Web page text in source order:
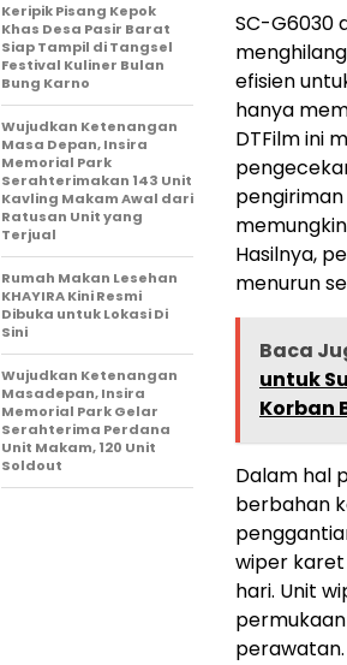
SC-G6030
efisien
hanya
DTFilm ini
Hasilnya,
menurun
Baca
untuk
Korban
Dalam hal
berbahan
wiper
hari. Unit
perawatan.
Keripik Pisang Kepok
Khas Desa Pasir Barat
Siap Tampil di Tangsel
Festival Kuliner Bulan
Bung Karno
Wujudkan Ketenangan
Masa Depan, Insira
Memorial Park
Serahterimakan 143 Unit
Kavling Makam Awal dari
Ratusan Unit yang
Terjual
Rumah Makan Lesehan
KHAYIRA Kini Resmi
Dibuka untuk Lokasi Di
Sini
Wujudkan Ketenangan
Masadepan, Insira
Memorial Park Gelar
Serahterima Perdana
Unit Makam, 120 Unit
Soldout